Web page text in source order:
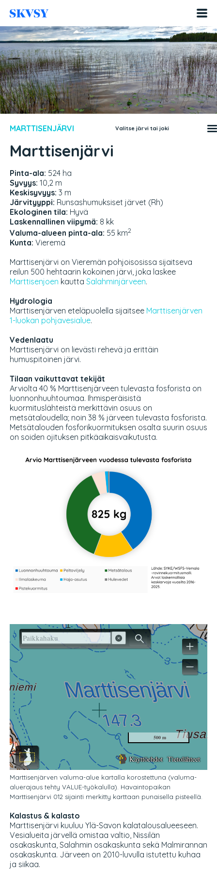
sisältöön
MARTTISENJÄRVI Valitse järvi tai joki
Marttisenjärvi
Pinta-ala: 524 ha
Syvyys: 10,2 m
Keskisyvyys: 3 m
Järvityyppi: Runsashumuksiset järvet (Rh)
Ekologinen tila: Hyvä
Laskennallinen viipymä: 8 kk
Valuma-alueen pinta-ala: 55 km2
Kunta: Vieremä
Marttisenjärvi on Vieremän pohjoisosissa sijaitseva
reilun 500 hehtaarin kokoinen järvi, joka laskee
Marttisenjoen kautta Salahminjärveen.
Hydrologia
Marttisenjärven eteläpuolella sijaitsee Marttisenjärven
1-luokan pohjavesialue.
Vedenlaatu
Marttisenjärvi on lievästi rehevä ja erittäin
humuspitoinen järvi.
Tilaan vaikuttavat tekijät
Arviolta 40 % Marttisenjärveen tulevasta fosforista on
luonnonhuuhtoumaa. Ihmisperäisistä
kuormituslähteistä merkittävin osuus on
metsätaloudella; noin 38 % järveen tulevasta fosforista.
Metsätalouden fosforikuormituksen osalta suurin osuus
on soiden ojituksen pitkäaikaisvaikutusta.
Marttisenjärven valuma-alue kartalla korostettuna (valuma-
aluerajaus tehty VALUE-työkalulla). Havaintopaikan
Marttisenjärvi 012 sijainti merkitty karttaan punaisella pisteellä.
Kalastus & kalasto
Marttisenjärvi kuuluu Ylä-Savon kalatalousalueeseen.
Vesialueita järvellä omistaa valtio, Nissilän
osakaskunta, Salahmin osakaskunta sekä Malmirannan
osakaskunta. Järveen on 2010-luvulla istutettu kuhaa
ja siikaa.